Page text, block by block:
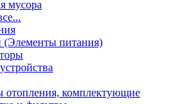
мусора
(Элементы питания)
отопления, комплектующие